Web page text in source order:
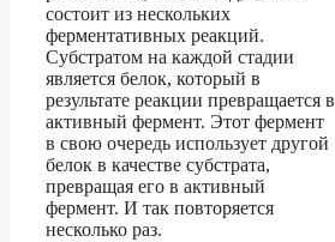
состоит из нескольких
ферментативных реакций.
Субстратом на каждой стадии
является белок, который в
результате реакции превращается в
активный фермент. Этот фермент
в свою очередь использует другой
белок в качестве субстрата,
превращая его в активный
фермент. И так повторяется
несколько раз.